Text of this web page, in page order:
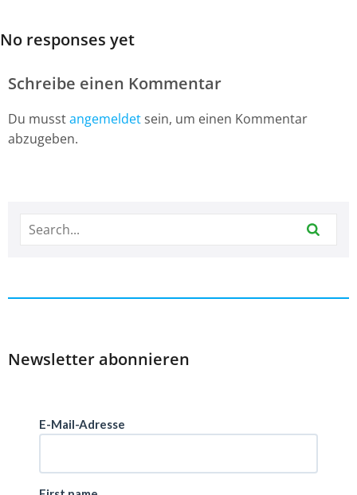
No responses yet
Schreibe einen Kommentar
Du musstangemeldet sein, um einen Kommentar
abzugeben.
Newsletter abonnieren